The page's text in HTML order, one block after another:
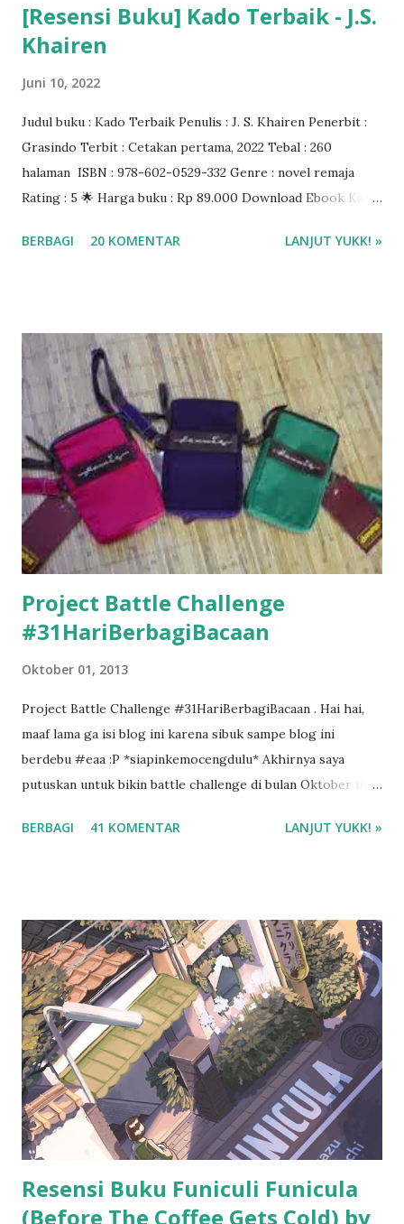
[Resensi Buku] Kado Terbaik - J.S.
Khairen
Juni 10, 2022
Judul buku : Kado Terbaik Penulis : J. S. Khairen Penerbit :
Grasindo Terbit : Cetakan pertama, 2022 Tebal : 260
halaman ISBN : 978-602-0529-332 Genre : novel remaja
Rating : 5 🌟 Harga buku : Rp 89.000 Download Ebook Kado
Gramedia.com atau Shopee ❤❤❤
BERBAGI 20 KOMENTAR LANJUT YUKK! »
Project Battle Challenge
#31HariBerbagiBacaan
Oktober 01, 2013
Project Battle Challenge #31HariBerbagiBacaan . Hai hai,
maaf lama ga isi blog ini karena sibuk sampe blog ini
berdebu #eaa :P *siapinkemocengdulu* Akhirnya saya
putuskan untuk bikin battle challenge di bulan Oktober ini
temen diskusi tentang buku, saya jadi lebih semangat buat
BERBAGI 41 KOMENTAR LANJUT YUKK! »
Resensi Buku Funiculi Funicula
(Before The Coffee Gets Cold) by